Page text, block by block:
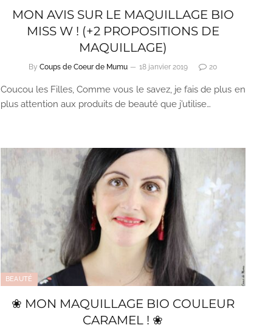
MON AVIS SUR LE MAQUILLAGE BIO
MISS W ! (+2 PROPOSITIONS DE
MAQUILLAGE)
By Coups de Coeur de Mumu 18 janvier 2019 20
Coucou les Filles, Comme vous le savez, je fais de plus en
plus attention aux produits de beauté que j’utilise…
BEAUTÉ
❀ MON MAQUILLAGE BIO COULEUR
CARAMEL ! ❀